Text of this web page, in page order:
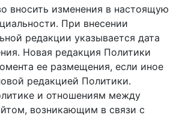
вносить изменения в настоящую
При внесении
редакции указывается дата
Новая редакция Политики
ее размещения, если иное
редакцией Политики.
и отношениям между
возникающим в связи с